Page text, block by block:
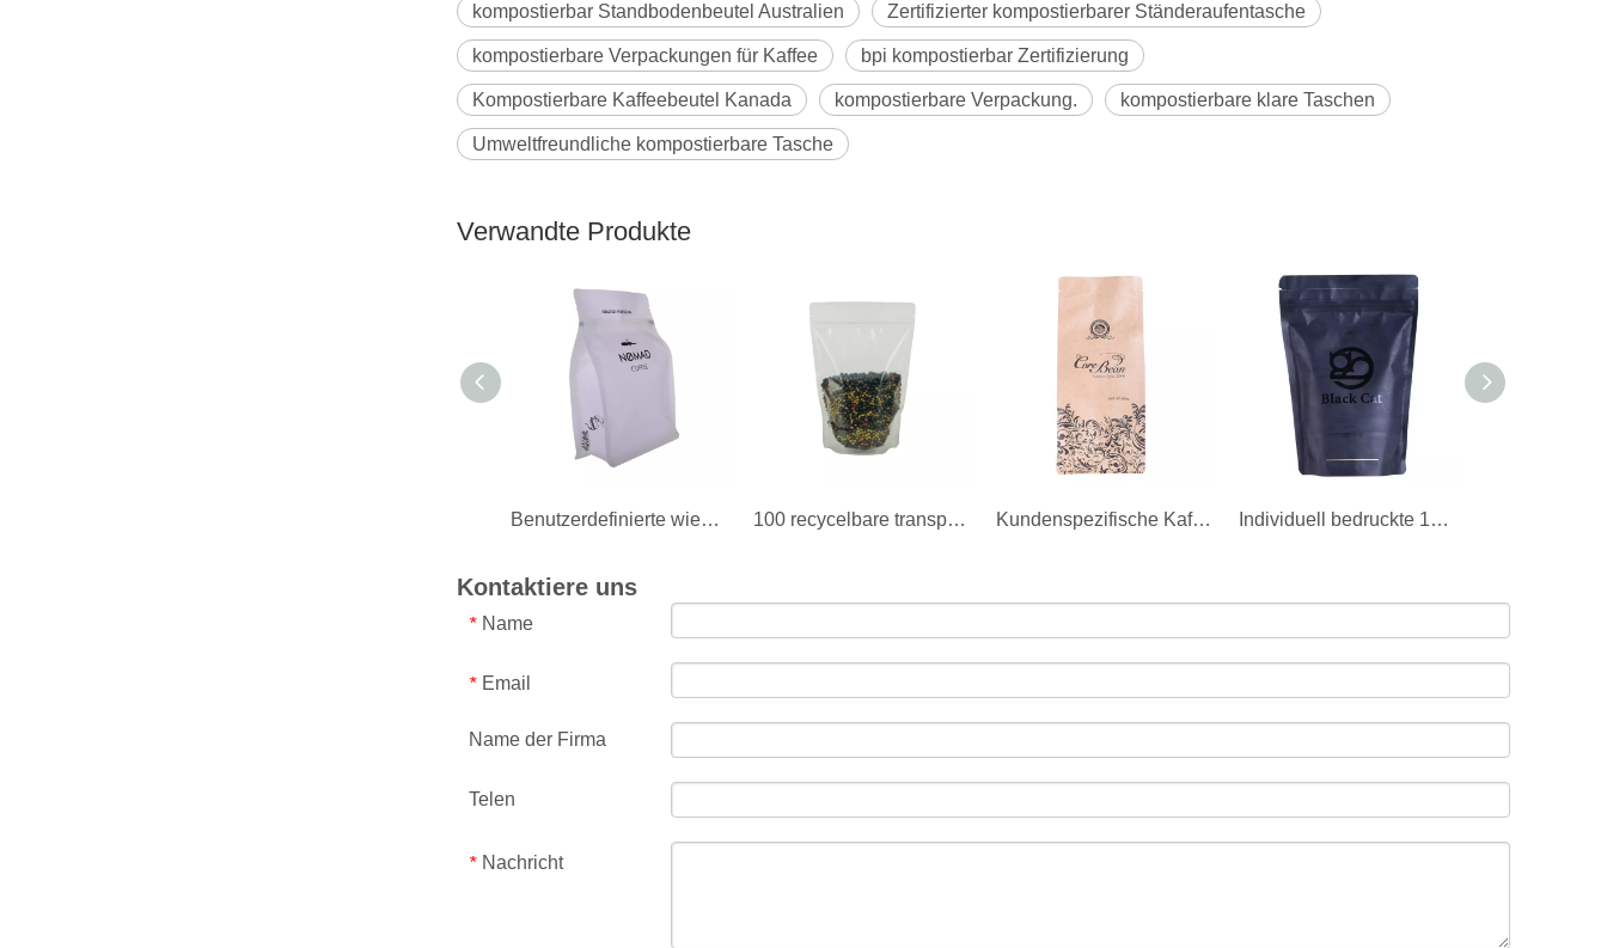
kompostierbar Standbodenbeutel Australien Zertifizierter kompostierbarer Ständeraufentasche
kompostierbare Verpackungen für Kaffee bpi kompostierbar Zertifizierung
Kompostierbare Kaffeebeutel Kanada kompostierbare Verpackung. kompostierbare klare Taschen
Umweltfreundliche kompostierbare Tasche
Verwandte Produkte
Benutzerdefinierte wiederverschließbare weiße Kraftpapier 250g Flachboden-Kaffeebeutel mit Ventil 100 recycelbare transparente 8 Oz weiße Kaffeebeutel mit Ventil Kundenspezifische Kaffeebeutel aus 100% kompostierbarem Kraftpapier mit Ventil und Reißverschluss Großhandel Individuell bedruckte 12-Oz-Stand-Up-Kaffeebeutel 100 % recycelbar mit Logo
Kontaktiere uns
* Name
* Email
Name der Firma
Telen
* Nachricht